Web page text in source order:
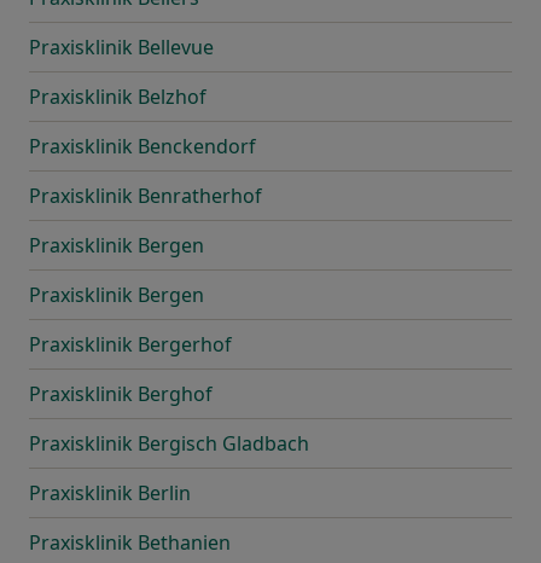
Praxisklinik Bellevue
Praxisklinik Belzhof
Praxisklinik Benckendorf
Praxisklinik Benratherhof
Praxisklinik Bergen
Praxisklinik Bergen
Praxisklinik Bergerhof
Praxisklinik Berghof
Praxisklinik Bergisch Gladbach
Praxisklinik Berlin
Praxisklinik Bethanien